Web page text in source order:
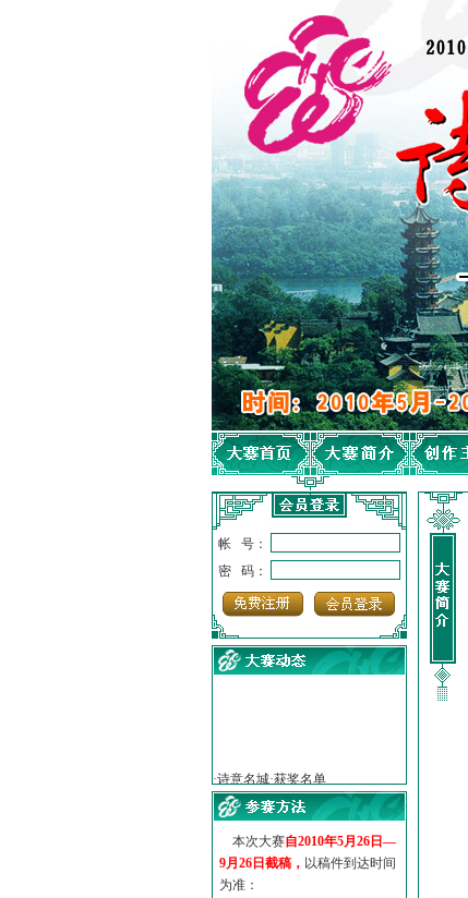
帐 号：
密 码：
·诗意名城·地铁时间
地铁完美呈现【诗意·名城...
参赛作品多达5000多首
“诗意·名城”晒诗会
特别通知--致广大诗词爱好...
本次大赛自2010年5月26日—
9月26日截稿， 以稿件到达时间
为准：